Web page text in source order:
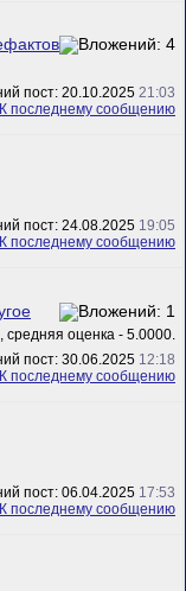
пост: 20.10.2025 21:03
пост: 24.08.2025 19:05
пост: 30.06.2025 12:18
пост: 06.04.2025 17:53